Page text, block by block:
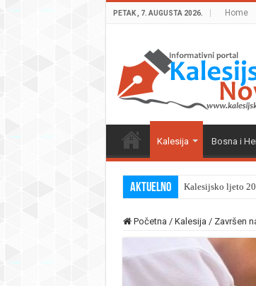
PETAK , 7. AUGUSTA 2026. Home
Kalesija Bosna i
Aktuelno Kalesijsko ljeto
Početna / Kalesija / Završen